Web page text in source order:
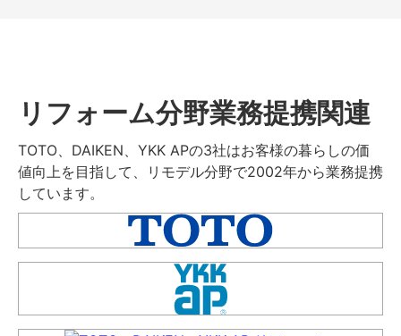
リフォーム分野業務提携関連
TOTO、DAIKEN、YKK APの3社はお客様の暮らしの価
値向上を目指して、リモデル分野で2002年から業務提携
しています。